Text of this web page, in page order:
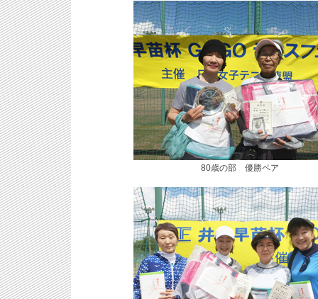
80歳の部 優勝ペア